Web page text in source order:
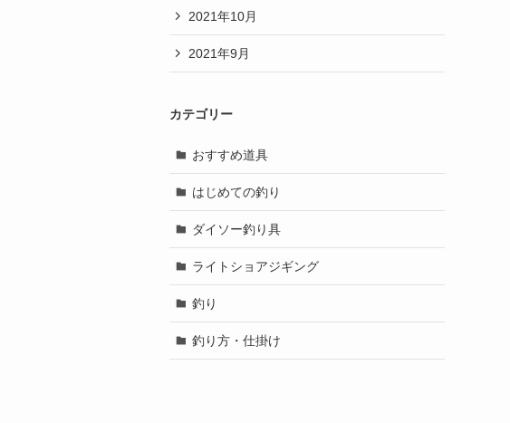
2021年10月
2021年9月
カテゴリー
おすすめ道具
はじめての釣り
ダイソー釣り具
ライトショアジギング
釣り
釣り方・仕掛け